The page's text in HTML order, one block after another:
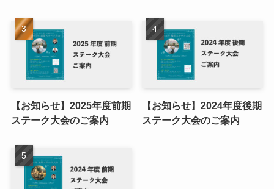
【お知らせ】2025年度前期
ステーク大会のご案内
【お知らせ】2024年度後期
ステーク大会のご案内